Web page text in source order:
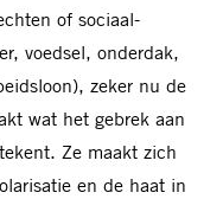
of sociaal-
voedsel, onderdak,
zeker nu de
wat het gebrek aan
Ze maakt zich
en de haat in